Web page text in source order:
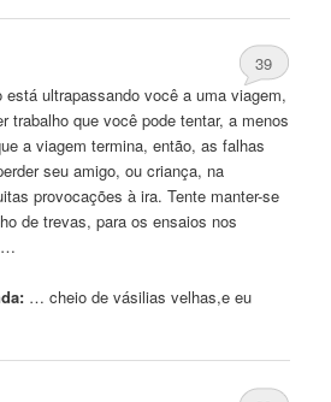
39
ultrapassando você a uma viagem,
trabalho que você pode tentar, a menos
a viagem termina, então, as falhas
seu amigo, ou criança, na
provocações à ira. Tente manter-se
de trevas, para os ensaios nos
…
… cheio de vásiliasvelhas,e eu